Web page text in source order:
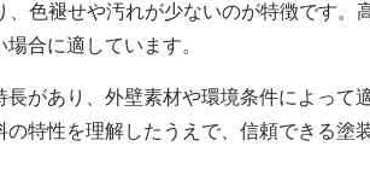
、色褪せや汚れが少ないのが特徴です。
合に適しています。
長があり、外壁素材や環境条件によって
特性を理解したうえで、信頼できる塗